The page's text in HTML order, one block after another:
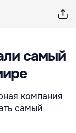
самый
компания
самый